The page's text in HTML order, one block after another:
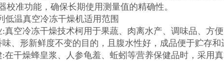
校准功能，确保长期使用测量值的精确性。
低温真空冷冻干燥机适用范围
:真空冷冻干燥技术柯用于果蔬、肉离水产、调味品、方
味、形新鲜度不变的目的，且腹水性好，成品便于贮存
:在干燥蜂皇浆、人参龟羞、蚯蚓等营养保健品时，采用